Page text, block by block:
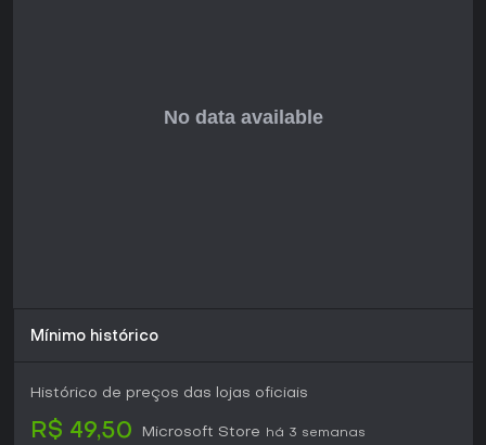
profundidade para jogadores experientes. Atualizações
quatro eras tecnológicas.
Participe de temporadas ranqueadas e eventos da
Mínimo histórico
Histórico de preços das lojas oficiais
R$ 49,50 Microsoft Store
há 3 semanas